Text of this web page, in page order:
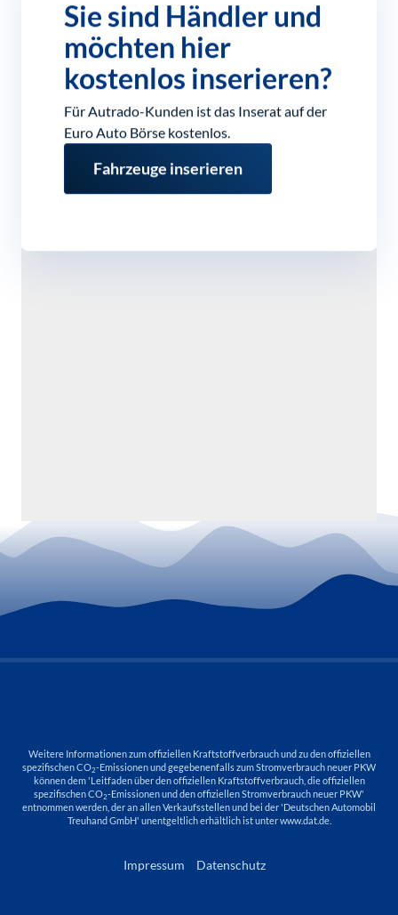
Sie sind Händler und
möchten hier
kostenlos inserieren?
Für Autrado-Kunden ist das Inserat auf der
Euro Auto Börse kostenlos.
Fahrzeuge inserieren
Weitere Informationen zum offiziellen Kraftstoffverbrauch und zu den offiziellen
spezifischen CO2-Emissionen und gegebenenfalls zum Stromverbrauch neuer PKW
können dem 'Leitfaden über den offiziellen Kraftstoffverbrauch, die offiziellen
spezifischen CO2-Emissionen und den offiziellen Stromverbrauch neuer PKW'
entnommen werden, der an allen Verkaufsstellen und bei der 'Deutschen Automobil
Treuhand GmbH' unentgeltlich erhältlich ist unter www.dat.de.
Impressum Datenschutz